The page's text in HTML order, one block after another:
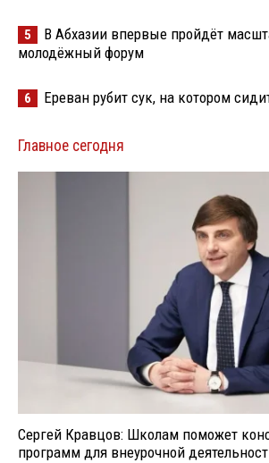
5
В Абхазии впервые пройдёт
молодёжный форум
6 Ереван рубит сук, на котором
Главное сегодня
Сергей Кравцов: Школам поможет
программ для внеурочной